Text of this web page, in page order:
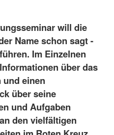
will die
Name schon sagt -
Im Einzelnen
über das
und einen
über seine
und Aufgaben
den vielfältigen